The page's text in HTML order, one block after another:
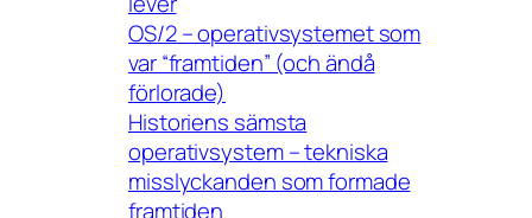
OS/2 – operativsystemet som
var “framtiden” (och ändå
förlorade)
Historiens sämsta
operativsystem – tekniska
misslyckanden som formade
framtiden